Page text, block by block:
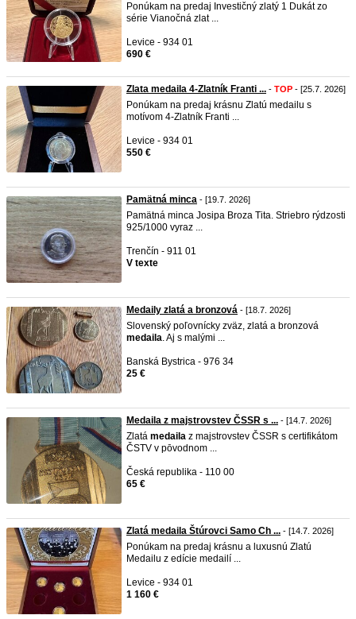
Ponúkam na predaj Investičný zlatý 1 Dukát zo
série Vianočná zlat ...
Levice - 934 01
690 €
Zlata medaila 4-Zlatník Franti ... - TOP - [25.7. 2026]
Ponúkam na predaj krásnu Zlatú medailu s
motívom 4-Zlatník Franti ...
Levice - 934 01
550 €
Pamätná minca - [19.7. 2026]
Pamätná minca Josipa Broza Tita. Striebro rýdzosti
925/1000 vyraz ...
Trenčín - 911 01
V texte
Medaily zlatá a bronzová - [18.7. 2026]
Slovenský poľovnícky zväz, zlatá a bronzová
medaila. Aj s malými ...
Banská Bystrica - 976 34
25 €
Medaila z majstrovstev ČSSR s ... - [14.7. 2026]
Zlatá medaila z majstrovstev ČSSR s certifikátom
ČSTV v pōvodnom ...
Česká republika - 110 00
65 €
Zlatá medaila Štúrovci Samo Ch ... - [14.7. 2026]
Ponúkam na predaj krásnu a luxusnú Zlatú
Medailu z edície medailí ...
Levice - 934 01
1 160 €